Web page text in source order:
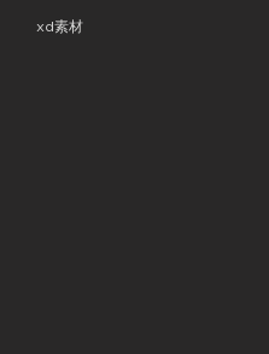
xd素材